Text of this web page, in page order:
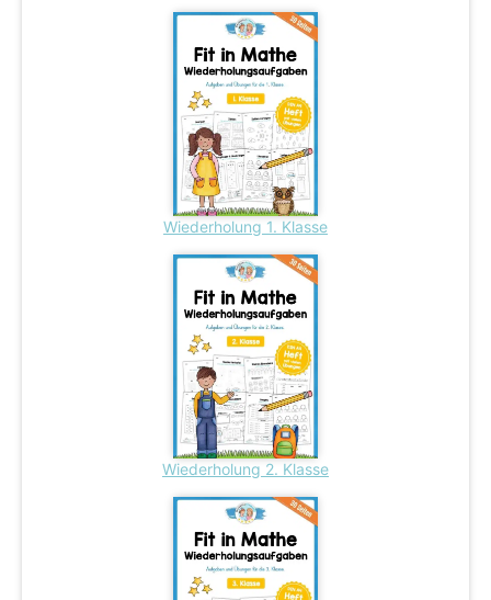
Wiederholung 1. Klasse
Wiederholung 2. Klasse